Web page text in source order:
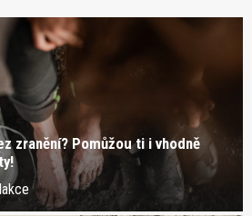
zranění? Pomůžou ti i vhodně